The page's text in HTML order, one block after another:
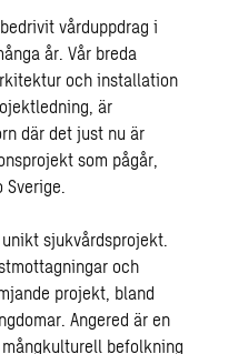
vårduppdrag i
år. Vår breda
och installation
är
där det just nu är
som pågår,
Sverige.
sjukvårdsprojekt.
och
projekt, bland
Angered är en
befolkning